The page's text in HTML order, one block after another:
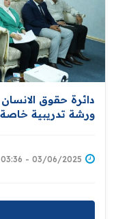
دائرة حقوق
ورشة تدريبية
03/06/2025 - 03:36 صباحًا